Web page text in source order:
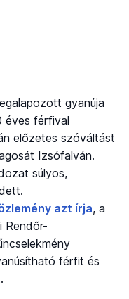
gyanúja
éves férfival
előzetes szóváltást
Izsófalván.
súlyos,
azt írja, a
Rendőr-
férfit és